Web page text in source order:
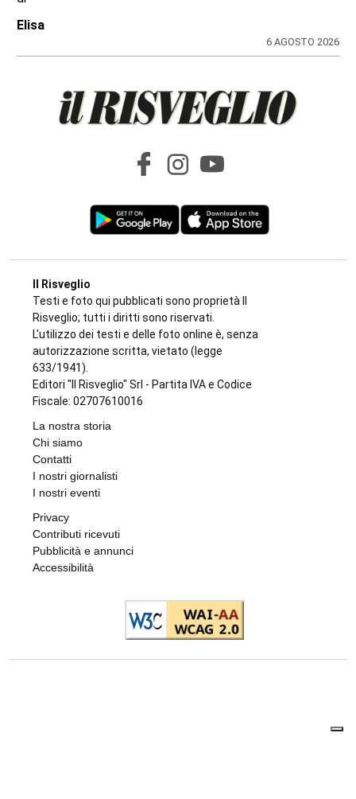
Elisa
6 AGOSTO 2026
Il Risveglio
Testi e foto qui pubblicati sono proprietà Il
Risveglio; tutti i diritti sono riservati.
L'utilizzo dei testi e delle foto online è, senza
autorizzazione scritta, vietato (legge
633/1941).
Editori "Il Risveglio" Srl - Partita IVA e Codice
Fiscale: 02707610016
La nostra storia
Chi siamo
Contatti
I nostri giornalisti
I nostri eventi
Privacy
Contributi ricevuti
Pubblicità e annunci
Accessibilità